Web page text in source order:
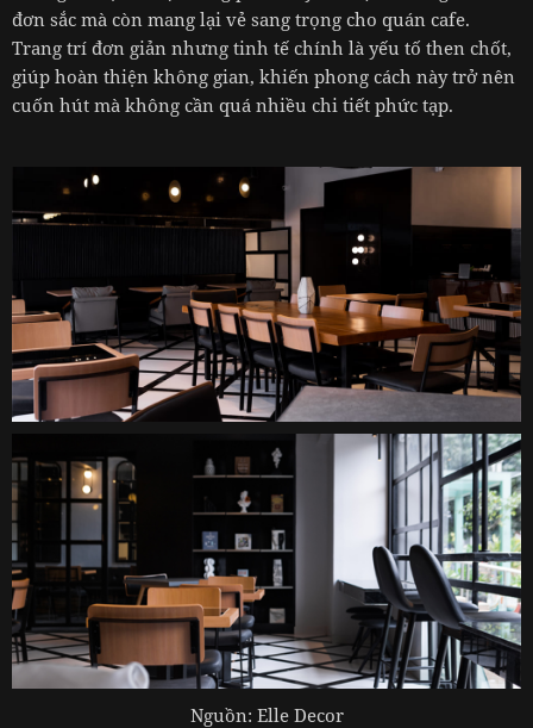
đơn sắc mà còn mang lại vẻ sang trọng cho quán cafe.
Trang trí đơn giản nhưng tinh tế chính là yếu tố then chốt,
giúp hoàn thiện không gian, khiến phong cách này trở nên
cuốn hút mà không cần quá nhiều chi tiết phức tạp.
Nguồn: Elle Decor